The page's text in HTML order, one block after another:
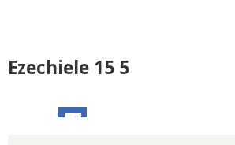
Ezechiele 15 5